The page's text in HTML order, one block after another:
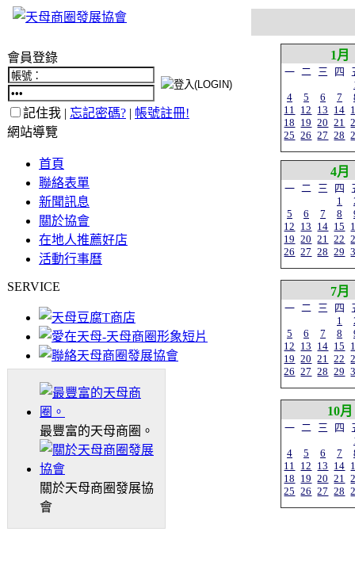
會員登錄
記住我 | 忘記密碼? | 帳號註冊!
網站導覽
首頁
聯絡表單
新聞訊息
關於協會
在地人推薦好店
活動行事曆
SERVICE
最豐富的天母商圈。
關於天母商圈發展協
會
1月
一 二 三 四
4
5 6 7
11 12 13 14
18 19 20 21
25 26 27 28
4月
一 二 三 四
1
5
6 7 8
12 13 14 15
19 20 21 22
26 27 28 29
7月
一 二 三 四
1
5
6 7 8
12 13 14 15
19 20 21 22
26 27 28 29
10月
一 二 三 四
4
5 6 7
11 12 13 14
18 19 20 21
25 26 27 28